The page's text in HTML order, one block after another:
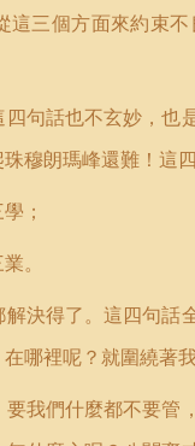
這三個方面來約束
句話也不玄妙，
穆朗瑪峰還難！這
；
。
決得了。這四句
哪裡呢？就圍繞著
我們什麼都不要